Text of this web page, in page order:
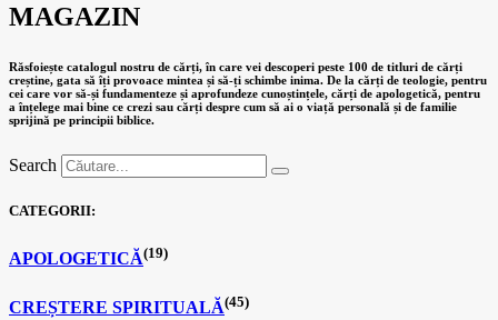
MAGAZIN
Răsfoiește catalogul nostru de cărți, în care vei descoperi peste 100 de titluri de cărți
creștine, gata să îți provoace mintea și să-ți schimbe inima. De la cărți de teologie, pentru
cei care vor să-și fundamenteze și aprofundeze cunoștințele, cărți de apologetică, pentru
a înțelege mai bine ce crezi sau cărți despre cum să ai o viață personală și de familie
sprijină pe principii biblice.
Search
CATEGORII:
APOLOGETICĂ(19)
CREȘTERE SPIRITUALĂ(45)